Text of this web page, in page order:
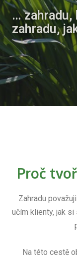
… zahradu,
zahradu,
Proč
Zahradu
učím klienty, jak
Na této cestě